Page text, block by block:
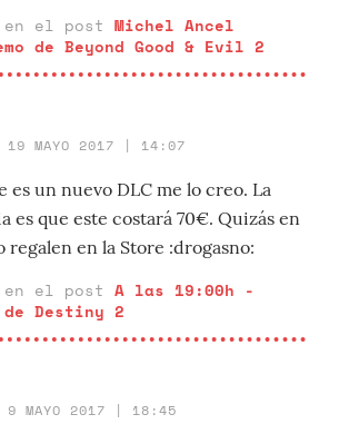
en el post Michel Ancel
de Beyond Good & Evil 2
19 MAYO 2017 | 14:07
es un nuevo DLC me lo creo. La
es que este costará 70€. Quizás en
regalen en la Store :drogasno:
en el post A las 19:00h -
Destiny 2
9 MAYO 2017 | 18:45